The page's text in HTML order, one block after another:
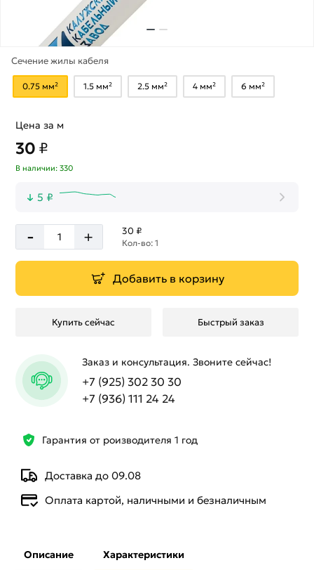
Сечение жилы кабеля
0.75 мм² 1.5 мм² 2.5 мм² 4 мм² 6 мм²
Гарантия от роизводителя 1 год
Доставка до 09.08
Оплата картой, наличными и безналичным
Цена за м
30 ₽
В наличии: 330
5 ₽
- + 30 ₽
Кол-во: 1
Добавить в корзину
Купить сейчас Быстрый заказ
Заказ и консультация. Звоните сейчас!
+7 (925) 302 30 30
+7 (936) 111 24 24
Описание Характеристики